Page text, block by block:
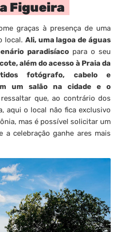
Figueira
graças à presença de uma
local. Ali, uma lagoa de águas
paradisíacopara o seu
além do acesso à Praia da
fotógrafo, cabelo e
um salão na cidade e o
que, ao contrário dos
aqui o local não fica exclusivo
mas é possível solicitar um
a celebração ganhe ares mais